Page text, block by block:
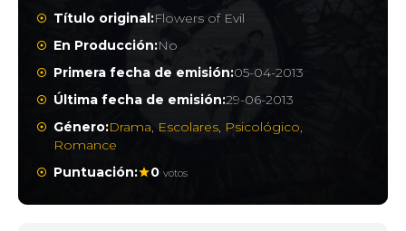
Título original:Flowers of Evil
En Producción:No
Primera fecha de emisión:05-04-2013
Última fecha de emisión:29-06-2013
Género:Drama, Escolares, Psicológico,
Romance
Puntuación:
0 votos